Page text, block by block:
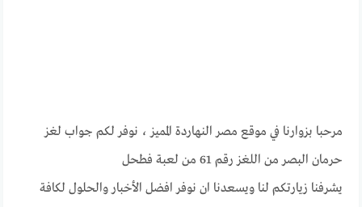
مرحبا بزوارنا في موقع مصر النهاردة المميز ، نوفر لكم جواب لغز
حرمان البصر من اللغز رقم 61 من لعبة فطحل
يشرفنا زيارتكم لنا ويسعدنا ان نوفر افضل الأخبار والحلول لكافة